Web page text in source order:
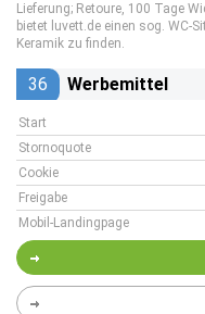
Lieferung; Retoure, 100 Tage
bietet luvett.de einen sog. WC-
Keramik zu finden.
36 Werbemittel
Start
Stornoquote
Cookie
Freigabe
Mobil-Landingpage